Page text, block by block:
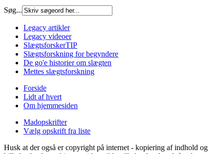
Søg...
Legacy artikler
Legacy videoer
SlægtsforskerTIP
Slægtsforskning for begyndere
De go'e historier om slægten
Mettes slægtsforskning
Forside
Lidt af hvert
Om hjemmesiden
Madopskrifter
Vælg opskrift fra liste
Husk at der også er copyright på internet - kopiering af indhold og